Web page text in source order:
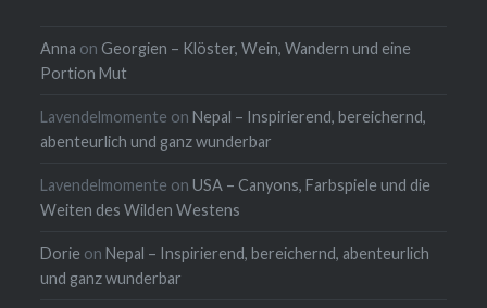
Anna on Georgien – Klöster, Wein, Wandern und eine
Portion Mut
Lavendelmomente onNepal – Inspirierend, bereichernd,
abenteurlich und ganz wunderbar
Lavendelmomente onUSA – Canyons, Farbspiele und die
Weiten des Wilden Westens
Dorie onNepal – Inspirierend, bereichernd, abenteurlich
und ganz wunderbar